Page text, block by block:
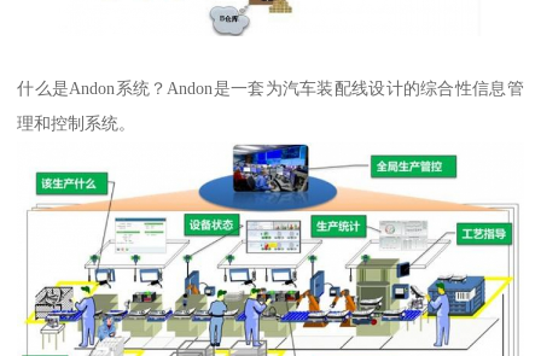
什么是Andon系统？Andon是一套为汽车装配线设计的综合性信息管
理和控制系统。